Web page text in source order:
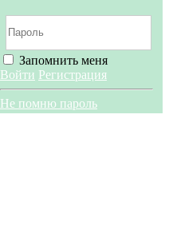
Запомнить меня
Войти Регистрация
Не помню пароль